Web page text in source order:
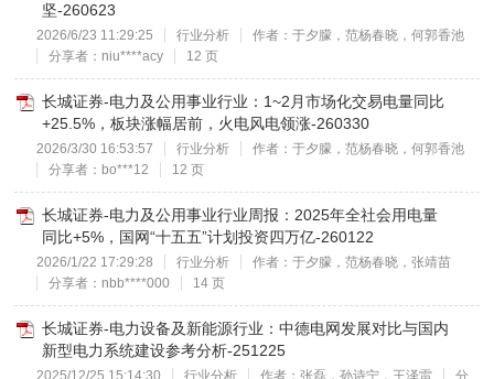
坚-260623
2026/6/23 11:29:25 行业分析
作者：于夕朦，范杨春晓，何郭香池
分享者：niu****acy
12 页
长城证券-电力及公用事业行业：1~2月市场化交易电量同比
+25.5%，板块涨幅居前，火电风电领涨-260330
2026/3/30 16:53:57 行业分析
作者：于夕朦，范杨春晓，何郭香池
分享者：bo***12
12 页
长城证券-电力及公用事业行业周报：2025年全社会用电量
同比+5%，国网“十五五”计划投资四万亿-260122
2026/1/22 17:29:28 行业分析
作者：于夕朦，范杨春晓，张靖苗
分享者：nbb****000
14 页
长城证券-电力设备及新能源行业：中德电网发展对比与国内
新型电力系统建设参考分析-251225
2025/12/25 15:14:30 行业分析 作者：张磊，孙诗宁，王泽雷
分